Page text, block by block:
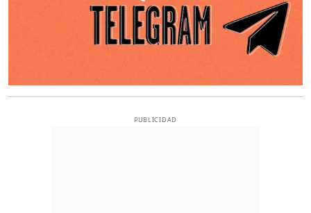
PUBLICIDAD